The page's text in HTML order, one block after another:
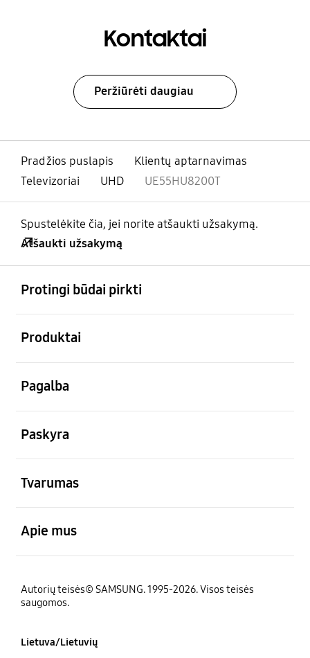
Kontaktai
Peržiūrėti daugiau
Pradžios puslapis
Klientų aptarnavimas
Televizoriai
UHD UE55HU8200T
Spustelėkite čia, jei norite atšaukti užsakymą.
Atšaukti užsakymą
Protingi būdai pirkti
Produktai
Pagalba
Paskyra
Tvarumas
Apie mus
Autorių teisės© SAMSUNG. 1995-2026. Visos teisės
saugomos.
Lietuva/Lietuvių